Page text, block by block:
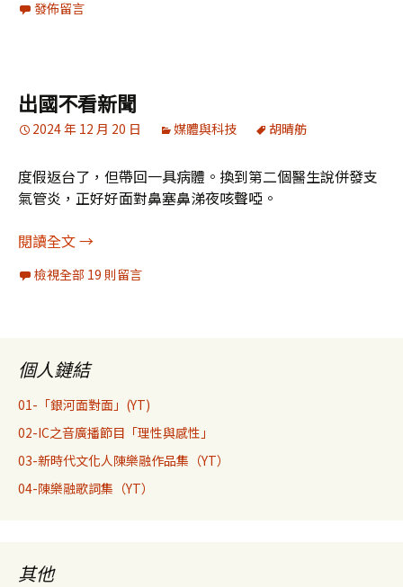
發佈留言
出國不看新聞
2024 年 12 月 20 日 媒體與科技 胡晴舫
度假返台了，但帶回一具病體。換到第二個醫生說併發支
氣管炎，正好好面對鼻塞鼻涕夜咳聲啞。
閱讀全文出國不看新聞
→
檢視全部 19 則留言
個人鏈結
01-「銀河面對面」(YT)
02-IC之音廣播節目「理性與感性」
03-新時代文化人陳樂融作品集（YT）
04-陳樂融歌詞集（YT）
其他